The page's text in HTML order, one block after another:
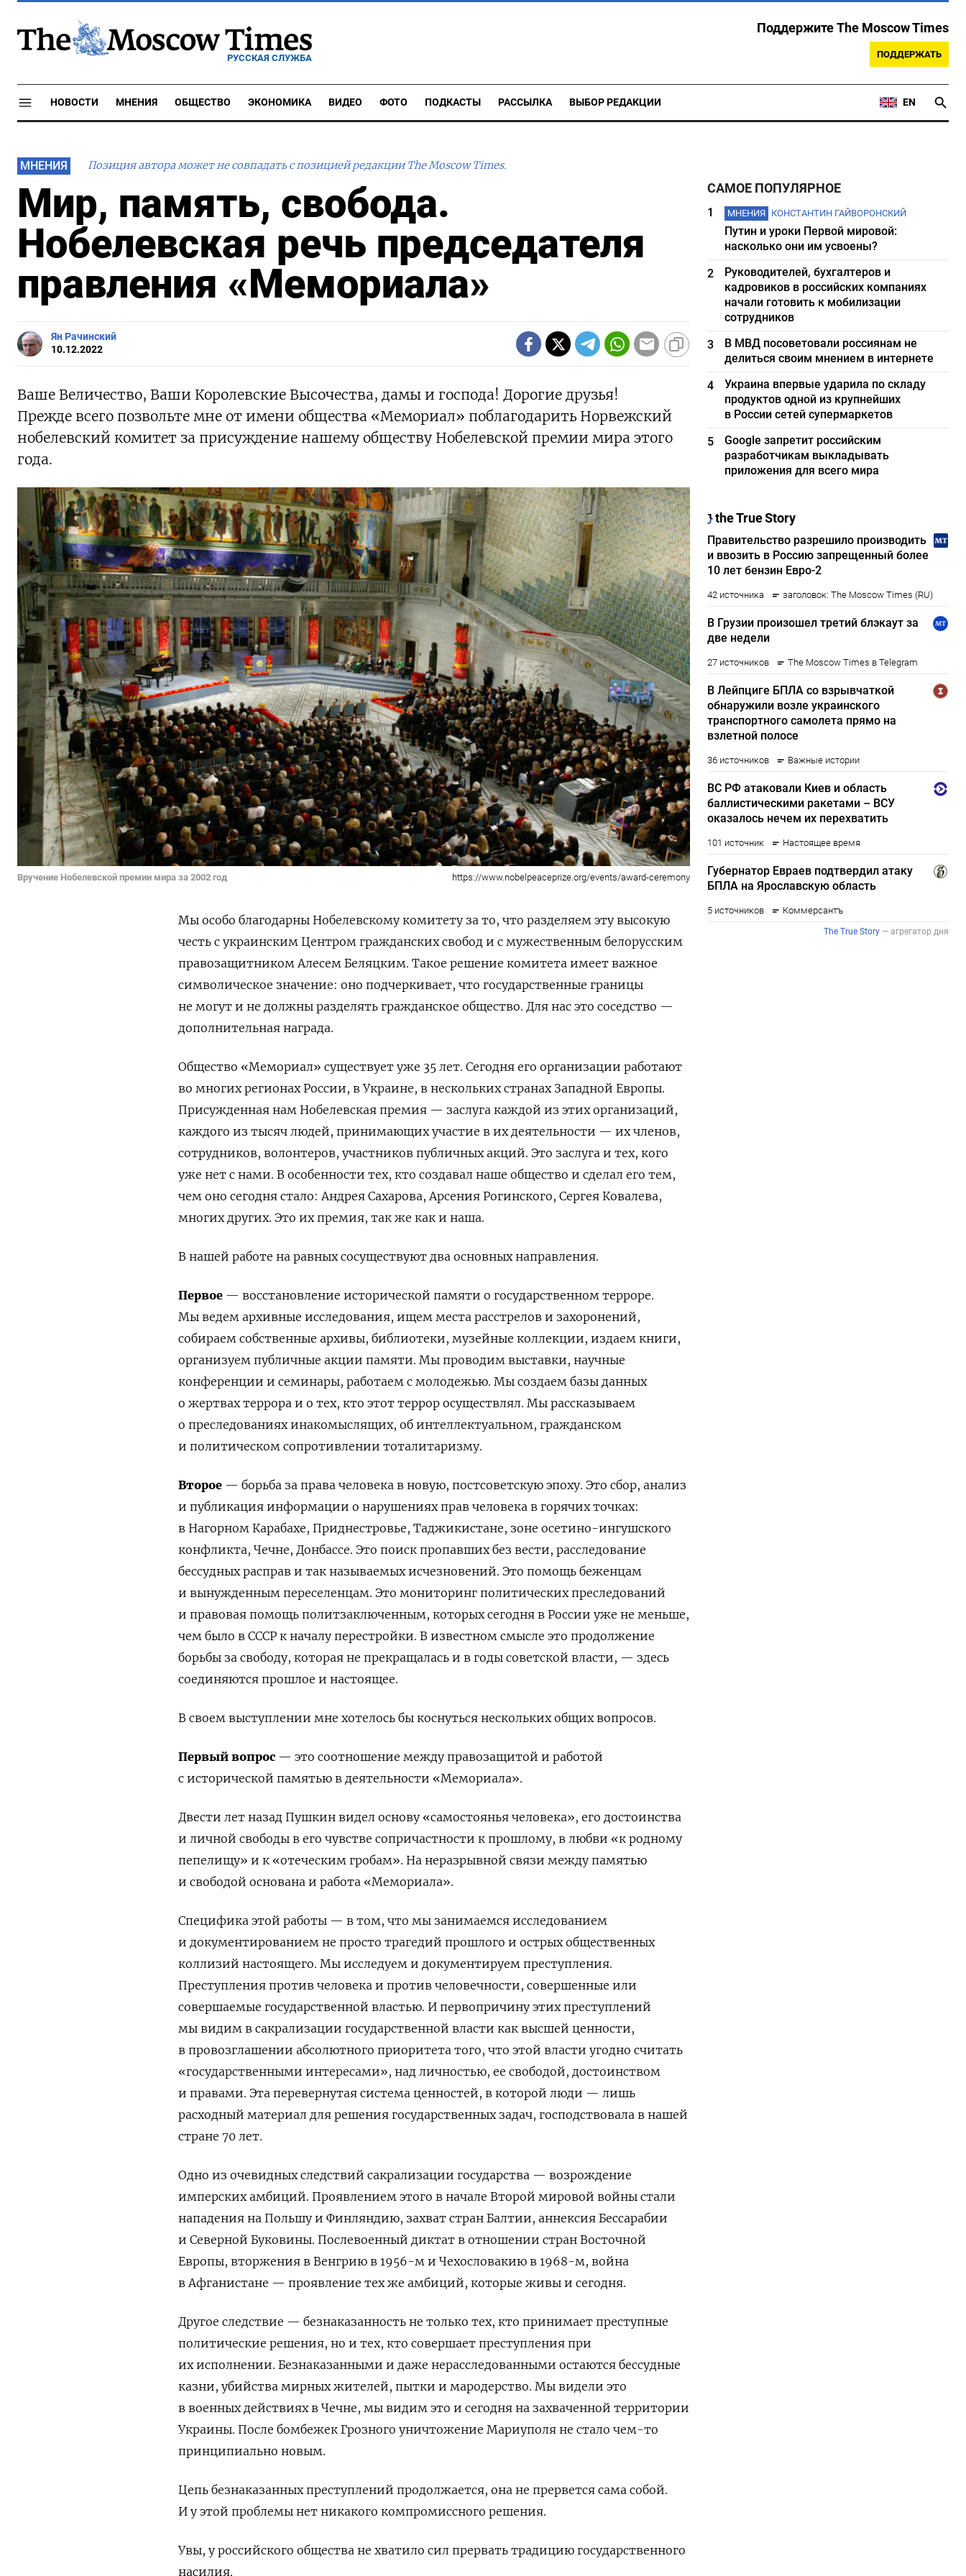
РУССКАЯ СЛУЖБА
Поддержите The Moscow Times
ПОДДЕРЖАТЬ
НОВОСТИ МНЕНИЯ ОБЩЕСТВО ЭКОНОМИКА ВИДЕО ФОТО ПОДКАСТЫ РАССЫЛКА ВЫБОР РЕДАКЦИИ EN
МНЕНИЯ Позиция автора может не совпадать с позицией редакции The Moscow Times.
Мир, память, свобода.
Нобелевская речь председателя
правления «Мемориала»
Ян Рачинский
10.12.2022
Ваше Величество, Ваши Королевские Высочества, дамы и господа! Дорогие друзья!
Прежде всего позвольте мне от имени общества «Мемориал» поблагодарить Норвежский
нобелевский комитет за присуждение нашему обществу Нобелевской премии мира этого
года.
Вручение Нобелевской премии мира за 2002 год https://www.nobelpeaceprize.org/events/award-ceremony
Мы особо благодарны Нобелевскому комитету за то, что разделяем эту высокую
честь с украинским Центром гражданских свобод и с мужественным белорусским
правозащитником Алесем Беляцким. Такое решение комитета имеет важное
символическое значение: оно подчеркивает, что государственные границы
не могут и не должны разделять гражданское общество. Для нас это соседство —
дополнительная награда.
Общество «Мемориал» существует уже 35 лет. Сегодня его организации работают
во многих регионах России, в Украине, в нескольких странах Западной Европы.
Присужденная нам Нобелевская премия — заслуга каждой из этих организаций,
каждого из тысяч людей, принимающих участие в их деятельности — их членов,
сотрудников, волонтеров, участников публичных акций. Это заслуга и тех, кого
уже нет с нами. В особенности тех, кто создавал наше общество и сделал его тем,
чем оно сегодня стало: Андрея Сахарова, Арсения Рогинского, Сергея Ковалева,
многих других. Это их премия, так же как и наша.
В нашей работе на равных сосуществуют два основных направления.
Первое — восстановление исторической памяти о государственном терроре.
Мы ведем архивные исследования, ищем места расстрелов и захоронений,
собираем собственные архивы, библиотеки, музейные коллекции, издаем книги,
организуем публичные акции памяти. Мы проводим выставки, научные
конференции и семинары, работаем с молодежью. Мы создаем базы данных
о жертвах террора и о тех, кто этот террор осуществлял. Мы рассказываем
о преследованиях инакомыслящих, об интеллектуальном, гражданском
и политическом сопротивлении тоталитаризму.
Второе — борьба за права человека в новую, постсоветскую эпоху. Это сбор, анализ
и публикация информации о нарушениях прав человека в горячих точках:
в Нагорном Карабахе, Приднестровье, Таджикистане, зоне осетино-ингушского
конфликта, Чечне, Донбассе. Это поиск пропавших без вести, расследование
бессудных расправ и так называемых исчезновений. Это помощь беженцам
и вынужденным переселенцам. Это мониторинг политических преследований
и правовая помощь политзаключенным, которых сегодня в России уже не меньше,
чем было в СССР к началу перестройки. В известном смысле это продолжение
борьбы за свободу, которая не прекращалась и в годы советской власти, — здесь
соединяются прошлое и настоящее.
В своем выступлении мне хотелось бы коснуться нескольких общих вопросов.
Первый вопрос — это соотношение между правозащитой и работой
с исторической памятью в деятельности «Мемориала».
Двести лет назад Пушкин видел основу «самостоянья человека», его достоинства
и личной свободы в его чувстве сопричастности к прошлому, в любви «к родному
пепелищу» и к «отеческим гробам». На неразрывной связи между памятью
и свободой основана и работа «Мемориала».
Специфика этой работы — в том, что мы занимаемся исследованием
и документированием не просто трагедий прошлого и острых общественных
коллизий настоящего. Мы исследуем и документируем преступления.
Преступления против человека и против человечности, совершенные или
совершаемые государственной властью. И первопричину этих преступлений
мы видим в сакрализации государственной власти как высшей ценности,
в провозглашении абсолютного приоритета того, что этой власти угодно считать
«государственными интересами», над личностью, ее свободой, достоинством
и правами. Эта перевернутая система ценностей, в которой люди — лишь
расходный материал для решения государственных задач, господствовала в нашей
стране 70 лет.
Одно из очевидных следствий сакрализации государства — возрождение
имперских амбиций. Проявлением этого в начале Второй мировой войны стали
нападения на Польшу и Финляндию, захват стран Балтии, аннексия Бессарабии
и Северной Буковины. Послевоенный диктат в отношении стран Восточной
Европы, вторжения в Венгрию в 1956-м и Чехословакию в 1968-м, война
в Афганистане — проявление тех же амбиций, которые живы и сегодня.
Другое следствие — безнаказанность не только тех, кто принимает преступные
политические решения, но и тех, кто совершает преступления при
их исполнении. Безнаказанными и даже нерасследованными остаются бессудные
казни, убийства мирных жителей, пытки и мародерство. Мы видели это
в военных действиях в Чечне, мы видим это и сегодня на захваченной территории
Украины. После бомбежек Грозного уничтожение Мариуполя не стало чем-то
принципиально новым.
Цепь безнаказанных преступлений продолжается, она не прервется сама собой.
И у этой проблемы нет никакого компромиссного решения.
Увы, у российского общества не хватило сил прервать традицию государственного
насилия.
САМОЕ ПОПУЛЯРНОЕ
1 МНЕНИЯ КОНСТАНТИН ГАЙВОРОНСКИЙ
Путин и уроки Первой мировой:
насколько они им усвоены?
2
Руководителей, бухгалтеров и
кадровиков в российских компаниях
начали готовить к мобилизации
сотрудников
3
В МВД посоветовали россиянам не
делиться своим мнением в интернете
4
Украина впервые ударила по складу
продуктов одной из крупнейших
в России сетей супермаркетов
5
Google запретит российским
разработчикам выкладывать
приложения для всего мира